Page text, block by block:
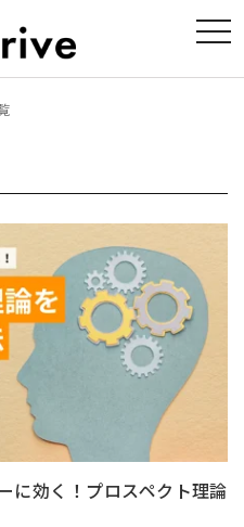
に効く！プロスペクト理論